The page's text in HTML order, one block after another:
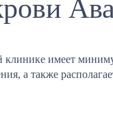
имеет
а также